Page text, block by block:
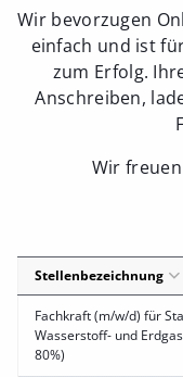
Wir bevorzugen
einfach und ist
zum Erfolg.
Anschreiben,
Wir
Stellenbezeichnung
Fachkraft (m/w/d) für
Wasserstoff- und
80%)